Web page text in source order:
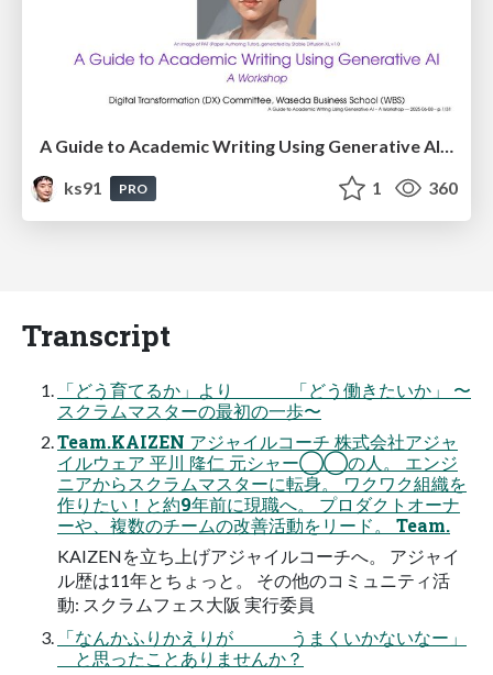
ks91
PRO 1 360
Transcript
「どう育てるか」より 「どう働きたいか」 〜
スクラムマスターの最初の一歩〜
Team.KAIZEN アジャイルコーチ 株式会社アジャ
イルウェア 平川 隆仁 元シャー◯◯の人。 エンジ
ニアからスクラムマスターに転身。 ワクワク組織を
作りたい！と約9年前に現職へ。 プロダクトオーナ
ーや、複数のチームの改善活動をリード。 Team.
KAIZENを立ち上げアジャイルコーチへ。 アジャイ
ル歴は11年とちょっと。 その他のコミュニティ活
動: スクラムフェス大阪 実行委員
「なんかふりかえりが うまくいかないなー」
と思ったことありませんか？